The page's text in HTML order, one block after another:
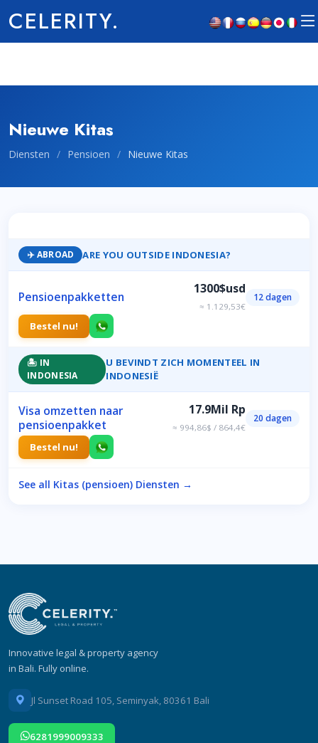
CELERITY.
Nieuwe Kitas
Diensten / Pensioen / Nieuwe Kitas
✈️ ABROAD ARE YOU OUTSIDE INDONESIA?
Pensioenpakketten
1300$usd
≈ 1.129,53€
12 dagen
Bestel nu!
🏝️ IN
INDONESIA
U BEVINDT ZICH MOMENTEEL IN
INDONESIË
Visa omzetten naar
pensioenpakket
17.9Mil Rp
≈ 994,86$ / 864,4€
20 dagen
Bestel nu!
See all Kitas (pensioen) Diensten →
Innovative legal & property agency
in Bali. Fully online.
Jl Sunset Road 105, Seminyak, 80361 Bali
6281999009333